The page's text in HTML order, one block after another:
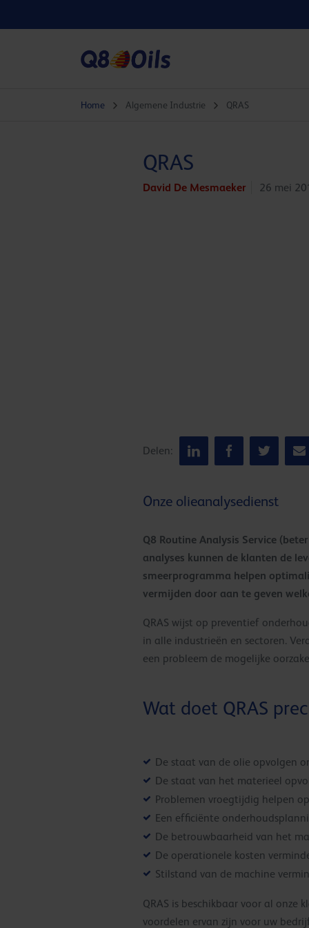
Home Algemene Industrie QRAS
QRAS
David De Mesmaeker 26 mei
Delen:
Onze olieanalysedienst
Q8 Routine Analysis Service
analyses kunnen de klanten de
smeerprogramma helpen
vermijden door aan te geven
QRAS wijst op preventief
in alle industrieën en sectoren.
een probleem de mogelijke
Wat doet QRAS
De staat van de olie opvolgen
De staat van het materieel
Problemen vroegtijdig helpen
Een efficiënte
De betrouwbaarheid van het
De operationele kosten
Stilstand van de machine
QRAS is beschikbaar voor al onze
voordelen ervan zijn voor uw